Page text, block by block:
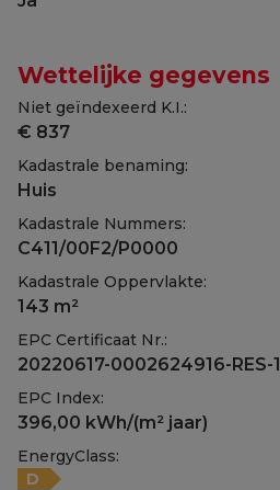
Wettelijke gegevens
Niet geïndexeerd K.I.:
€ 837
Kadastrale benaming:
Huis
Kadastrale Nummers:
C411/00F2/P0000
Kadastrale Oppervlakte:
143 m²
EPC Certificaat Nr.:
20220617-0002624916-RES-1
EPC Index:
396,00 kWh/(m² jaar)
EnergyClass:
D